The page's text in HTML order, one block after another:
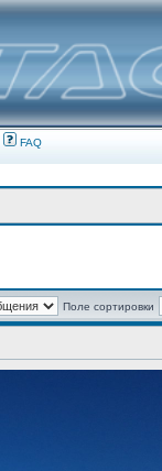
FAQ
Поле сортировки